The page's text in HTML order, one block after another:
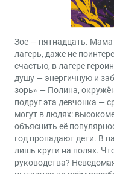
Зое — пятнадцать. Мама
лагерь, даже не
счастью, в лагере
душу — энергичную и
зорь» — Полина,
подруг эта девчонка —
могут в людях:
объяснить её
год пропадают дети. В
лишь круги на полях.
руководства?